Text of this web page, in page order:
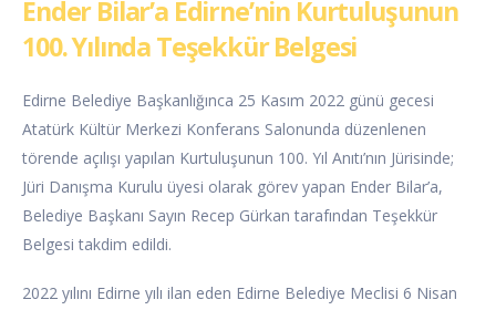
Ender Bilar’a Edirne’nin Kurtuluşunun
100. Yılında Teşekkür Belgesi
Edirne Belediye Başkanlığınca 25 Kasım 2022 günü gecesi
Atatürk Kültür Merkezi Konferans Salonunda düzenlenen
törende açılışı yapılan Kurtuluşunun 100. Yıl Anıtı’nın Jürisinde;
Jüri Danışma Kurulu üyesi olarak görev yapan Ender Bilar’a,
Belediye Başkanı Sayın Recep Gürkan tarafından Teşekkür
Belgesi takdim edildi.
2022 yılını Edirne yılı ilan eden Edirne Belediye Meclisi 6 Nisan